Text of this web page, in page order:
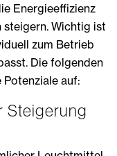
Energieeffizienz
steigern. Wichtig ist
zum Betrieb
Die folgenden
auf:
Steigerung